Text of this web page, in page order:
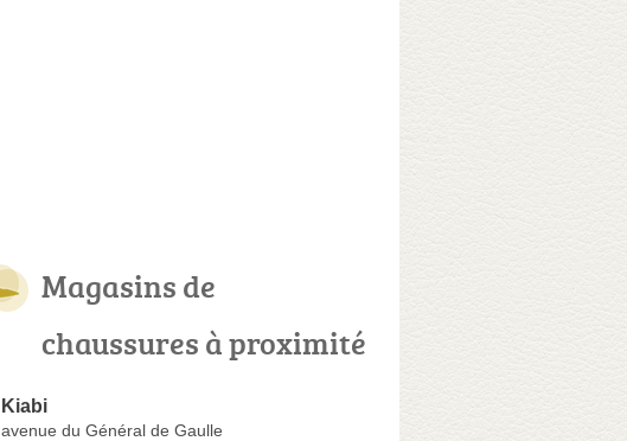
Magasins de
chaussures à proximité
Kiabi
avenue du Général de Gaulle